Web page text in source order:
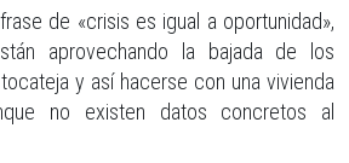
de «crisis es igual a oportunidad»,
aprovechando la bajada de los
y así hacerse con una vivienda
no existen datos concretos al